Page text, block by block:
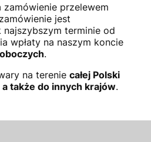
przelewem
jest
terminie od
wpłaty na naszym koncie
.
na terenie całej Polski
a także do innych krajów.